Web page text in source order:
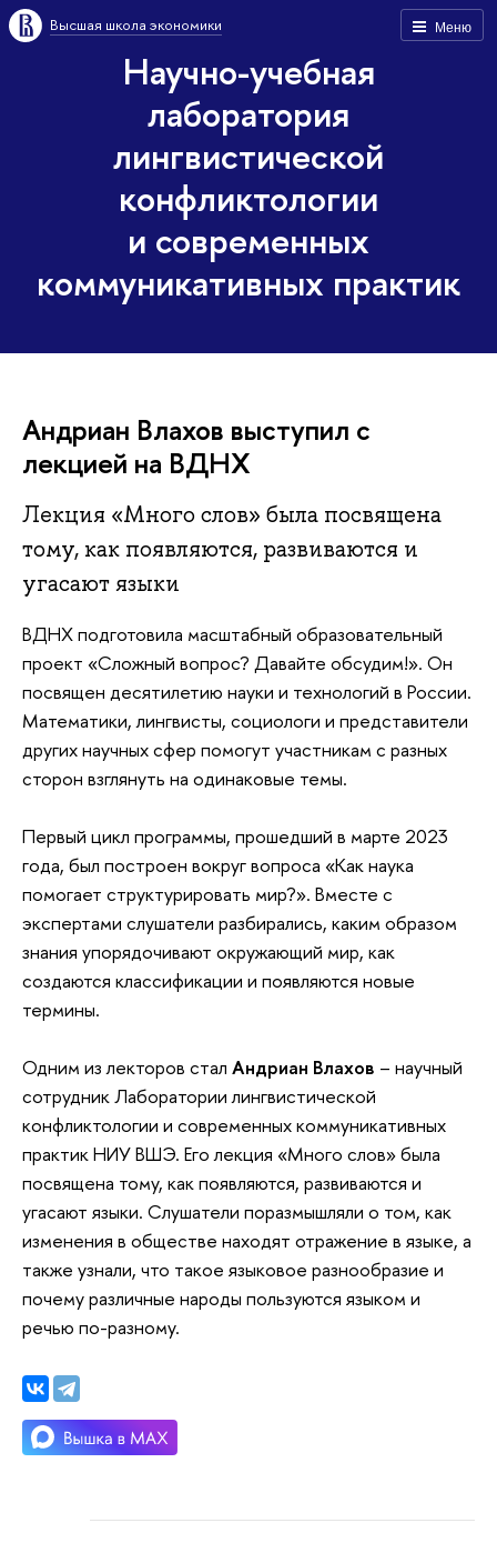
Меню
Высшая школа экономики
Научно-учебная
лаборатория
лингвистической
конфликтологии
и современных
коммуникативных практик
Андриан Влахов выступил с
лекцией на ВДНХ
Лекция «Много слов» была посвящена
тому, как появляются, развиваются и
угасают языки
ВДНХ подготовила масштабный образовательный
проект «Сложный вопрос? Давайте обсудим!». Он
посвящен десятилетию науки и технологий в России.
Математики, лингвисты, социологи и представители
других научных сфер помогут участникам с разных
сторон взглянуть на одинаковые темы.
Первый цикл программы, прошедший в марте 2023
года, был построен вокруг вопроса «Как наука
помогает структурировать мир?». Вместе с
экспертами слушатели разбирались, каким образом
знания упорядочивают окружающий мир, как
создаются классификации и появляются новые
термины.
Одним из лекторов стал Андриан Влахов – научный
сотрудник Лаборатории лингвистической
конфликтологии и современных коммуникативных
практик НИУ ВШЭ. Его лекция «Много слов» была
посвящена тому, как появляются, развиваются и
угасают языки. Слушатели поразмышляли о том, как
изменения в обществе находят отражение в языке, а
также узнали, что такое языковое разнообразие и
почему различные народы пользуются языком и
речью по-разному.